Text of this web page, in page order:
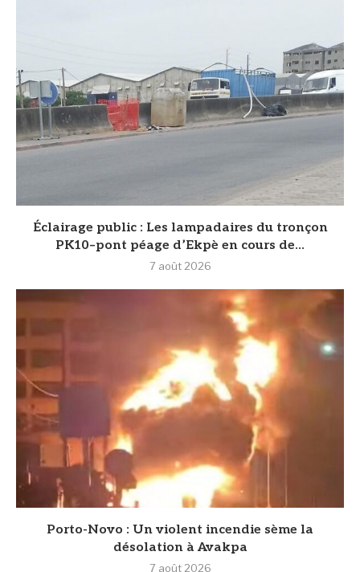
‎Éclairage public : Les lampadaires du tronçon
PK10–pont péage d’Ekpè en cours de...
7 août 2026
Porto-Novo : Un violent incendie sème la
désolation à Avakpa
7 août 2026